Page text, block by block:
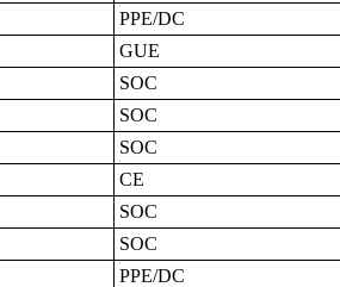
PPE/DC
GUE
SOC
SOC
SOC
CE
SOC
SOC
PPE/DC